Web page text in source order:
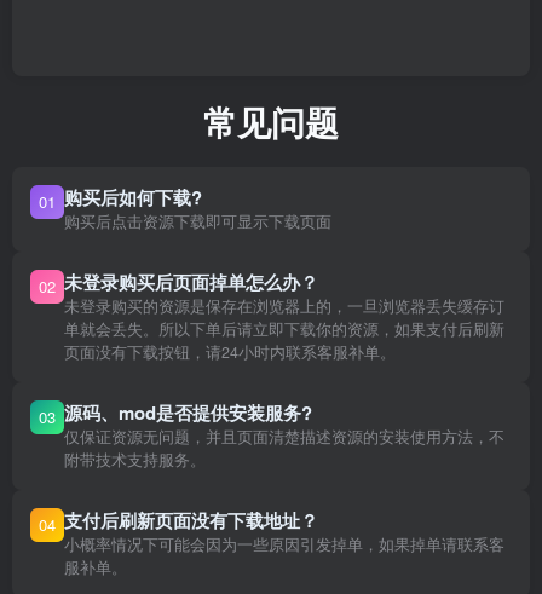
常见问题
01 购买后如何下载?
购买后点击资源下载即可显示下载页面
02 未登录购买后页面掉单怎么办？
未登录购买的资源是保存在浏览器上的，一旦浏览器丢失缓存订
单就会丢失。所以下单后请立即下载你的资源，如果支付后刷新
页面没有下载按钮，请24小时内联系客服补单。
03 源码、mod是否提供安装服务?
仅保证资源无问题，并且页面清楚描述资源的安装使用方法，不
附带技术支持服务。
04 支付后刷新页面没有下载地址？
小概率情况下可能会因为一些原因引发掉单，如果掉单请联系客
服补单。